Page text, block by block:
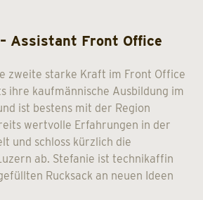
Assistant Front Office
zweite starke Kraft im Front Office
ihre kaufmännische Ausbildung im
ist bestens mit der Region
wertvolle Erfahrungen in der
und schloss kürzlich die
ab. Stefanie ist technikaffin
Rucksack an neuen Ideen